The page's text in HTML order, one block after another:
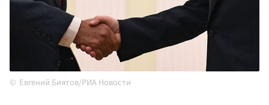
Евгений Биятов/РИА Новости